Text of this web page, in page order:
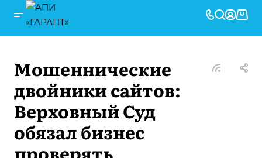
Мошеннические
двойники сайтов:
Верховный Суд
обязал бизнес
проверять